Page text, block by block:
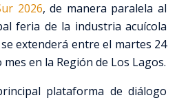
2026, de manera paralela al
feria de la industria acuícola
extenderá entre el martes 24
en la Región de Los Lagos.
plataforma de diálogo